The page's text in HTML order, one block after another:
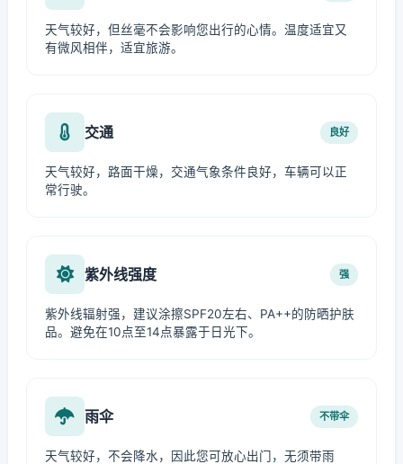
天气较好，但丝毫不会影响您出行的心情。温度适宜又
有微风相伴，适宜旅游。
交通 良好
天气较好，路面干燥，交通气象条件良好，车辆可以正
常行驶。
紫外线强度 强
紫外线辐射强，建议涂擦SPF20左右、PA++的防晒护肤
品。避免在10点至14点暴露于日光下。
雨伞 不带伞
天气较好，不会降水，因此您可放心出门，无须带雨